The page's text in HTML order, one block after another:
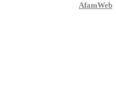
AfamWeb